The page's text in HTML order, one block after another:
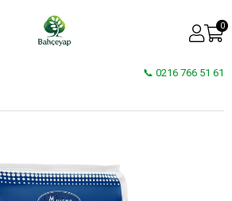
0
📞 0216 766 51 61